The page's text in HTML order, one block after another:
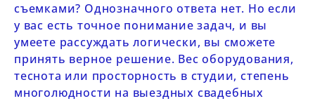
съемками? Однозначного ответа нет. Но если
у вас есть точное понимание задач, и вы
умеете рассуждать логически, вы сможете
принять верное решение. Вес оборудования,
теснота или просторность в студии, степень
многолюдности на выездных свадебных